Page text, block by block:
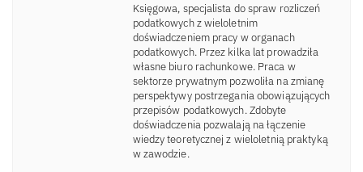
Księgowa, specjalista do spraw rozliczeń
podatkowych z wieloletnim
doświadczeniem pracy w organach
podatkowych. Przez kilka lat prowadziła
własne biuro rachunkowe. Praca w
sektorze prywatnym pozwoliła na zmianę
perspektywy postrzegania obowiązujących
przepisów podatkowych. Zdobyte
doświadczenia pozwalają na łączenie
wiedzy teoretycznej z wieloletnią praktyką
w zawodzie.